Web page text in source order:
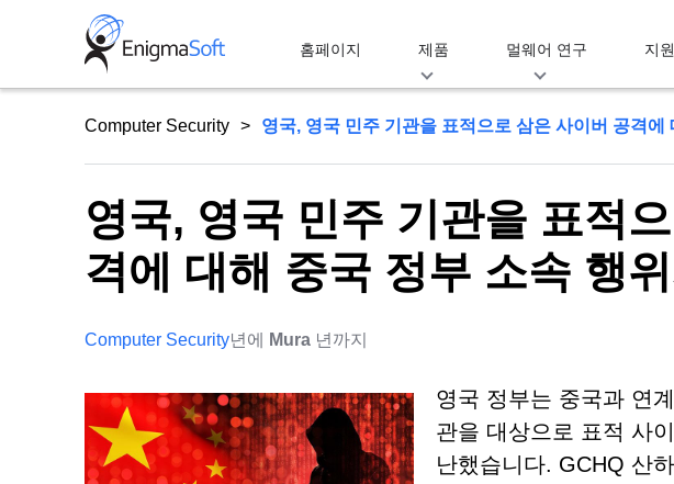
홈페이지 제품 멀웨어 연구 지
Computer Security 영국, 영국 민주 기관을 표적으로 삼은 사이버 공격
영국, 영국 민주 기관을 표적
격에 대해 중국 정부 소속 행
Computer Security년에 Mura 년까지
영국 정부는 중국과 연
관을 대상으로 표적 사
난했습니다. GCHQ 산